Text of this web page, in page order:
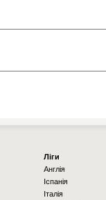
Ліги
Англія
Іспанія
Італія